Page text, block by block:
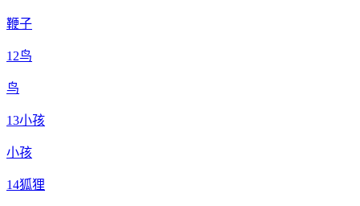
鞭子
12鸟
鸟
13小孩
小孩
14狐狸